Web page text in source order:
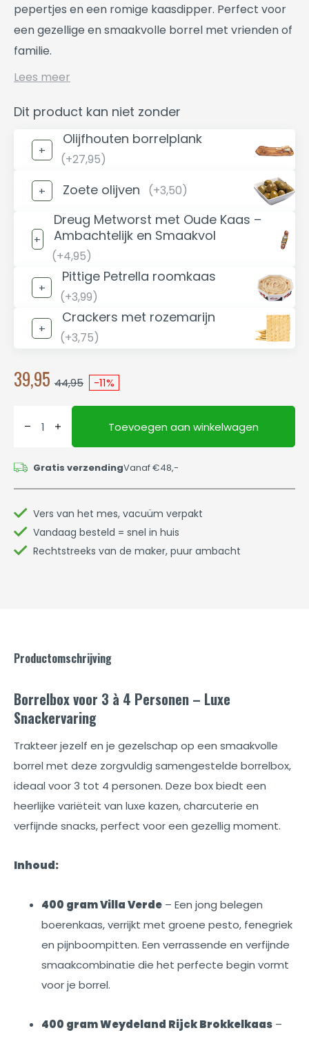
pepertjes en een romige kaasdipper. Perfect voor
een gezellige en smaakvolle borrel met vrienden of
familie.
Lees meer
Dit product kan niet zonder
Olijfhouten borrelplank
(+27,95)
Zoete olijven (+3,50)
Dreug Metworst met Oude Kaas –
Ambachtelijk en Smaakvol
(+4,95)
Pittige Petrella roomkaas
(+3,99)
Crackers met rozemarijn
(+3,75)
39,95 44,95 -11%
Toevoegen aan winkelwagen
Gratis verzendingVanaf €48,-
Vers van het mes, vacuüm verpakt
Vandaag besteld = snel in huis
Rechtstreeks van de maker, puur ambacht
Productomschrijving
Borrelbox voor 3 à 4 Personen – Luxe
Snackervaring
Trakteer jezelf en je gezelschap op een smaakvolle
borrel met deze zorgvuldig samengestelde borrelbox,
ideaal voor 3 tot 4 personen. Deze box biedt een
heerlijke variëteit van luxe kazen, charcuterie en
verfijnde snacks, perfect voor een gezellig moment.
Inhoud:
400 gram Villa Verde – Een jong belegen
boerenkaas, verrijkt met groene pesto, fenegriek
en pijnboompitten. Een verrassende en verfijnde
smaakcombinatie die het perfecte begin vormt
voor je borrel.
400 gram Weydeland Rijck Brokkelkaas –